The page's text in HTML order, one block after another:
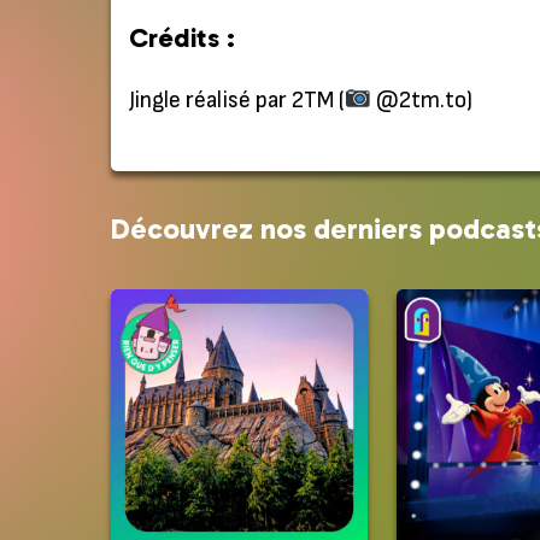
Crédits :
Jingle réalisé par 2TM ( @2tm.to)
Découvrez nos derniers